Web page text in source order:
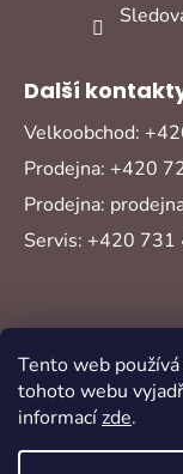
Tento web
tohoto webu
informacízde.
Další
Velkoobchod:
Prodejna: +420
Prodejna:
Servis: +420